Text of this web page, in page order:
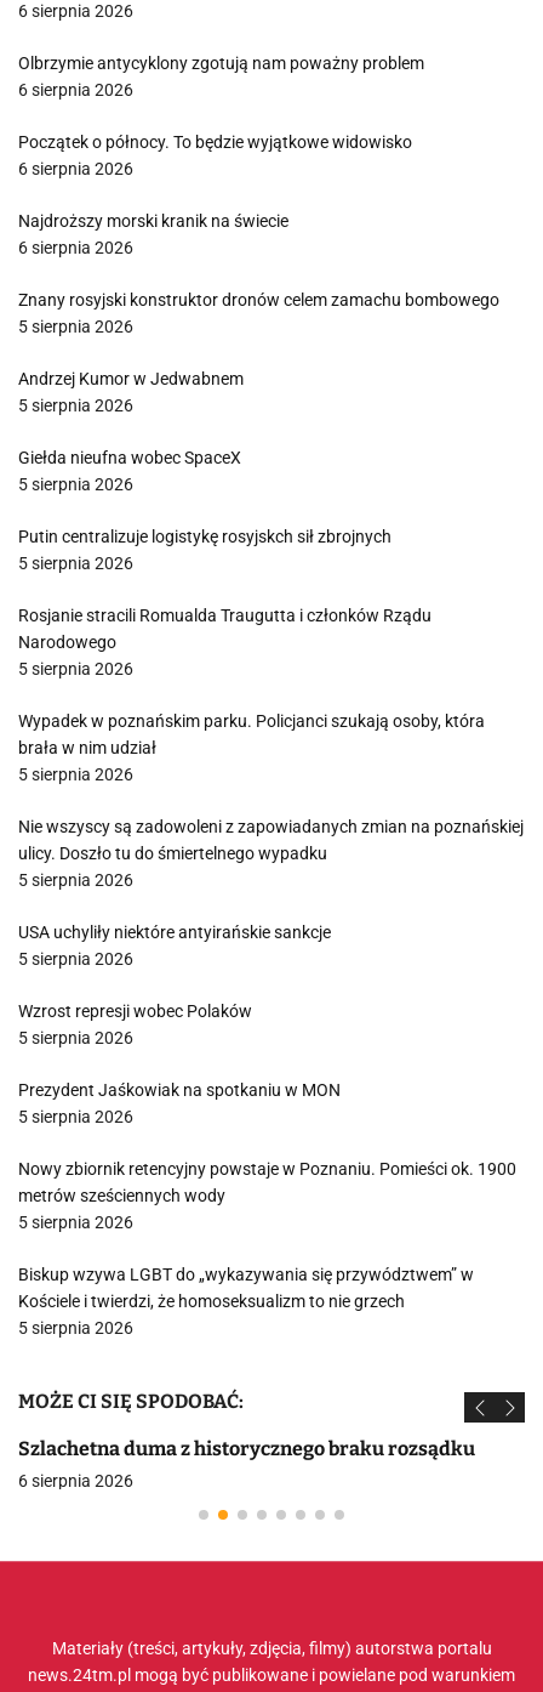
6 sierpnia 2026
Olbrzymie antycyklony zgotują nam poważny problem
6 sierpnia 2026
Początek o północy. To będzie wyjątkowe widowisko
6 sierpnia 2026
Najdroższy morski kranik na świecie
6 sierpnia 2026
Znany rosyjski konstruktor dronów celem zamachu bombowego
5 sierpnia 2026
Andrzej Kumor w Jedwabnem
5 sierpnia 2026
Giełda nieufna wobec SpaceX
5 sierpnia 2026
Putin centralizuje logistykę rosyjskch sił zbrojnych
5 sierpnia 2026
Rosjanie stracili Romualda Traugutta i członków Rządu
Narodowego
5 sierpnia 2026
Wypadek w poznańskim parku. Policjanci szukają osoby, która
brała w nim udział
5 sierpnia 2026
Nie wszyscy są zadowoleni z zapowiadanych zmian na poznańskiej
ulicy. Doszło tu do śmiertelnego wypadku
5 sierpnia 2026
USA uchyliły niektóre antyirańskie sankcje
5 sierpnia 2026
Wzrost represji wobec Polaków
5 sierpnia 2026
Prezydent Jaśkowiak na spotkaniu w MON
5 sierpnia 2026
Nowy zbiornik retencyjny powstaje w Poznaniu. Pomieści ok. 1900
metrów sześciennych wody
5 sierpnia 2026
Biskup wzywa LGBT do „wykazywania się przywództwem” w
Kościele i twierdzi, że homoseksualizm to nie grzech
5 sierpnia 2026
MOŻE CI SIĘ SPODOBAĆ:
Szlachetna duma z historycznego braku rozsądku
6 sierpnia 2026
Materiały (treści, artykuły, zdjęcia, filmy) autorstwa portalu
news.24tm.pl mogą być publikowane i powielane pod warunkiem